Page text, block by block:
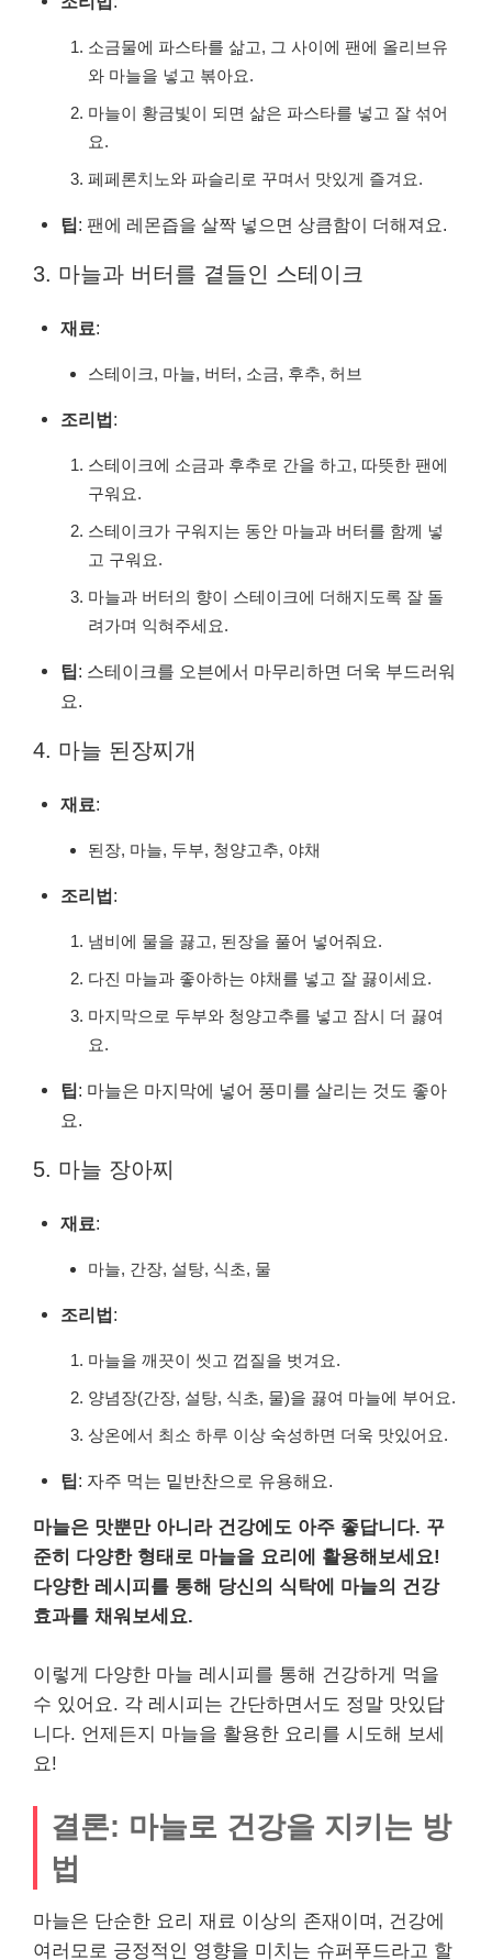
소금물에 파스타를 삶고, 그 사이에 팬에 올리브유
와 마늘을 넣고 볶아요.
마늘이 황금빛이 되면 삶은 파스타를 넣고 잘 섞어
요.
페페론치노와 파슬리로 꾸며서 맛있게 즐겨요.
팁: 팬에 레몬즙을 살짝 넣으면 상큼함이 더해져요.
3. 마늘과 버터를 곁들인 스테이크
재료:
스테이크, 마늘, 버터, 소금, 후추, 허브
조리법:
스테이크에 소금과 후추로 간을 하고, 따뜻한 팬에
구워요.
스테이크가 구워지는 동안 마늘과 버터를 함께 넣
고 구워요.
마늘과 버터의 향이 스테이크에 더해지도록 잘 돌
려가며 익혀주세요.
팁: 스테이크를 오븐에서 마무리하면 더욱 부드러워
요.
4. 마늘 된장찌개
재료:
된장, 마늘, 두부, 청양고추, 야채
조리법:
냄비에 물을 끓고, 된장을 풀어 넣어줘요.
다진 마늘과 좋아하는 야채를 넣고 잘 끓이세요.
마지막으로 두부와 청양고추를 넣고 잠시 더 끓여
요.
팁: 마늘은 마지막에 넣어 풍미를 살리는 것도 좋아
요.
5. 마늘 장아찌
재료:
마늘, 간장, 설탕, 식초, 물
조리법:
마늘을 깨끗이 씻고 껍질을 벗겨요.
양념장(간장, 설탕, 식초, 물)을 끓여 마늘에 부어요.
상온에서 최소 하루 이상 숙성하면 더욱 맛있어요.
팁: 자주 먹는 밑반찬으로 유용해요.
마늘은 맛뿐만 아니라 건강에도 아주 좋답니다. 꾸
준히 다양한 형태로 마늘을 요리에 활용해보세요!
다양한 레시피를 통해 당신의 식탁에 마늘의 건강
효과를 채워보세요.
이렇게 다양한 마늘 레시피를 통해 건강하게 먹을
수 있어요. 각 레시피는 간단하면서도 정말 맛있답
니다. 언제든지 마늘을 활용한 요리를 시도해 보세
요!
결론: 마늘로 건강을 지키는 방
법
마늘은 단순한 요리 재료 이상의 존재이며, 건강에
여러모로 긍정적인 영향을 미치는 슈퍼푸드라고 할